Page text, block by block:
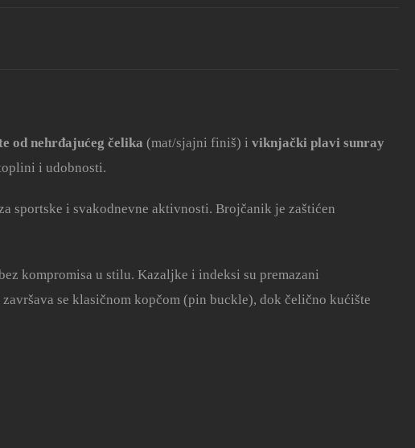
od nehrđajućeg čelika (mat/sjajni finiš) i viknjački plavi sunray
i udobnosti.
sportske i svakodnevne aktivnosti. Brojčanik je zaštićen
kompromisa u stilu. Kazaljke i indeksi su premazani
završava se klasičnom kopčom (pin buckle), dok čelično kućište